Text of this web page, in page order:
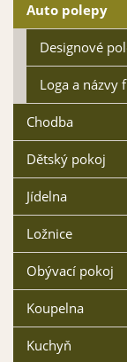
Vybrat
Dopravní
057
Ledově
Auto polepy
Designové
Loga a názvy
Chodba
Dětský pokoj
Jídelna
Ložnice
Obývací pokoj
Koupelna
Kuchyň